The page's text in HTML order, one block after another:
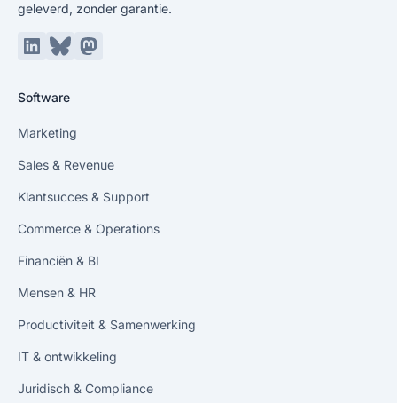
geleverd, zonder garantie.
LinkedIn
BlueskyMastodon
Software
Marketing
Sales & Revenue
Klantsucces & Support
Commerce & Operations
Financiën & BI
Mensen & HR
Productiviteit & Samenwerking
IT & ontwikkeling
Juridisch & Compliance